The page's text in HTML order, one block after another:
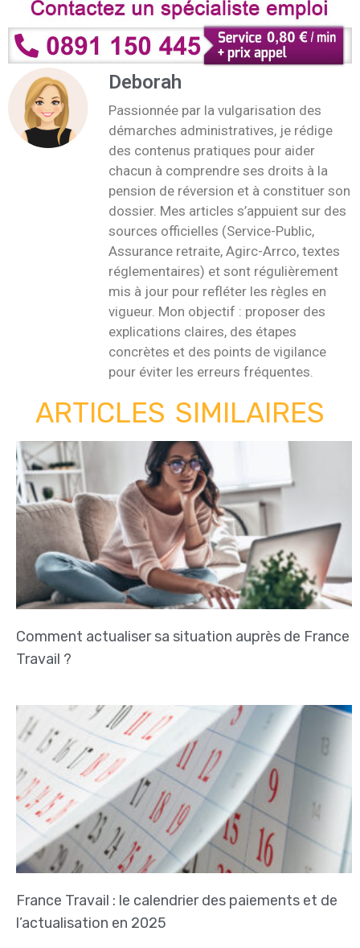
Deborah
Passionnée par la vulgarisation des
démarches administratives, je rédige
des contenus pratiques pour aider
chacun à comprendre ses droits à la
pension de réversion et à constituer son
dossier. Mes articles s’appuient sur des
sources officielles (Service-Public,
Assurance retraite, Agirc-Arrco, textes
réglementaires) et sont régulièrement
mis à jour pour refléter les règles en
vigueur. Mon objectif : proposer des
explications claires, des étapes
concrètes et des points de vigilance
pour éviter les erreurs fréquentes.
ARTICLES SIMILAIRES
Comment actualiser sa situation auprès de France
Travail ?
France Travail : le calendrier des paiements et de
l’actualisation en 2025